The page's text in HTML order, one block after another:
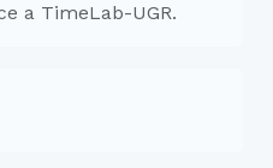
a TimeLab-UGR.